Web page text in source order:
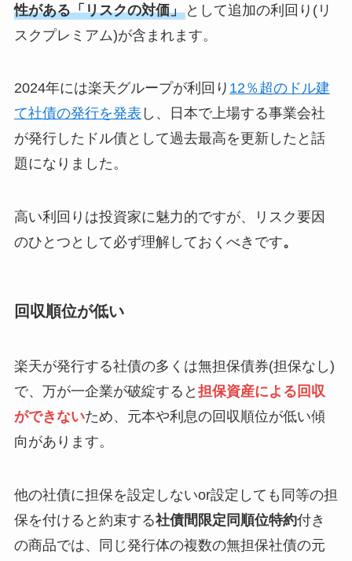
性がある「リスクの対価」として追加の利回り(リ
スクプレミアム)が含まれます。
2024年には楽天グループが利回り 12％超のドル建
て社債の発行を発表 し、日本で上場する事業会社
が発行したドル債として過去最高を更新したと話
題になりました。
高い利回りは投資家に魅力的ですが、リスク要因
のひとつとして必ず理解しておくべきです。
回収順位が低い
楽天が発行する社債の多くは無担保債券(担保なし)
で、万が一企業が破綻すると 担保資産による回収
ができないため、元本や利息の回収順位が低い傾
向があります。
他の社債に担保を設定しないor設定しても同等の担
保を付けると約束する社債間限定同順位特約付き
の商品では、同じ発行体の複数の無担保社債の元